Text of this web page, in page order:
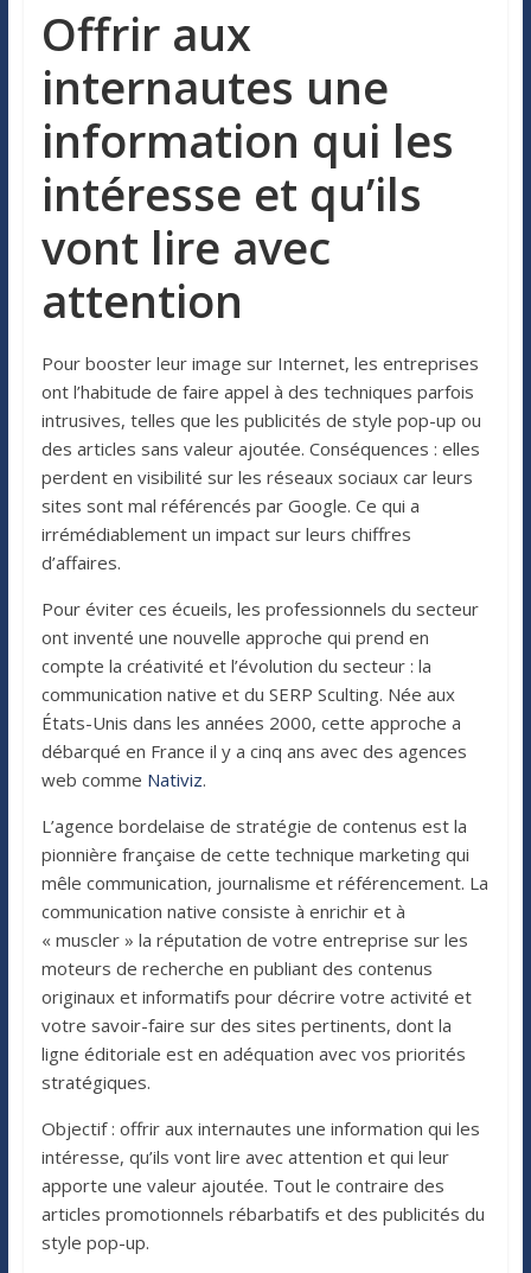
Offrir aux
internautes une
information qui les
intéresse et qu’ils
vont lire avec
attention
Pour booster leur image sur Internet, les entreprises
ont l’habitude de faire appel à des techniques parfois
intrusives, telles que les publicités de style pop-up ou
des articles sans valeur ajoutée. Conséquences : elles
perdent en visibilité sur les réseaux sociaux car leurs
sites sont mal référencés par Google. Ce qui a
irrémédiablement un impact sur leurs chiffres
d’affaires.
Pour éviter ces écueils, les professionnels du secteur
ont inventé une nouvelle approche qui prend en
compte la créativité et l’évolution du secteur : la
communication native et du SERP Sculting. Née aux
États-Unis dans les années 2000, cette approche a
débarqué en France il y a cinq ans avec des agences
web comme Nativiz.
L’agence bordelaise de stratégie de contenus est la
pionnière française de cette technique marketing qui
mêle communication, journalisme et référencement. La
communication native consiste à enrichir et à
« muscler » la réputation de votre entreprise sur les
moteurs de recherche en publiant des contenus
originaux et informatifs pour décrire votre activité et
votre savoir-faire sur des sites pertinents, dont la
ligne éditoriale est en adéquation avec vos priorités
stratégiques.
Objectif : offrir aux internautes une information qui les
intéresse, qu’ils vont lire avec attention et qui leur
apporte une valeur ajoutée. Tout le contraire des
articles promotionnels rébarbatifs et des publicités du
style pop-up.